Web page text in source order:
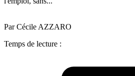
Par Cécile AZZARO
Temps de lecture :